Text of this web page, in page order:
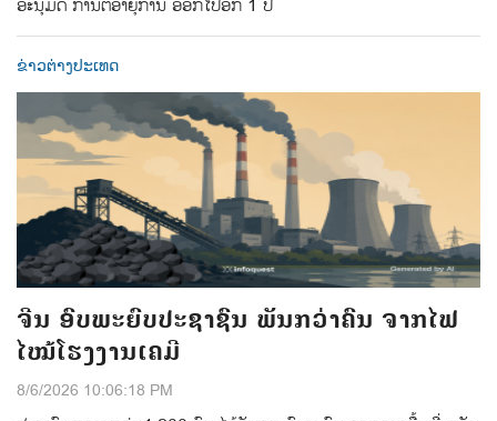
ອະນຸມັດ ການຕໍ່ອາຍຸການ ອອກໄປອີກ 1 ປີ
ຂ່າວຕ່າງປະເທດ
ຈີນ ອົບພະຍົບປະຊາຊົນ ພັນກວ່າຄົນ ຈາກໄຟ
ໄໝ້ໂຮງງານເຄມີ
8/6/2026 10:06:18 PM